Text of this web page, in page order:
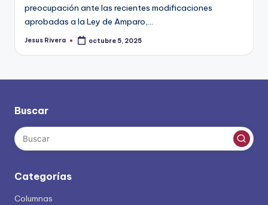
preocupación ante las recientes modificaciones
aprobadas a la Ley de Amparo,…
Publicado
Jesus Rivera octubre 5, 2025
Buscar
Categorías
Columnas